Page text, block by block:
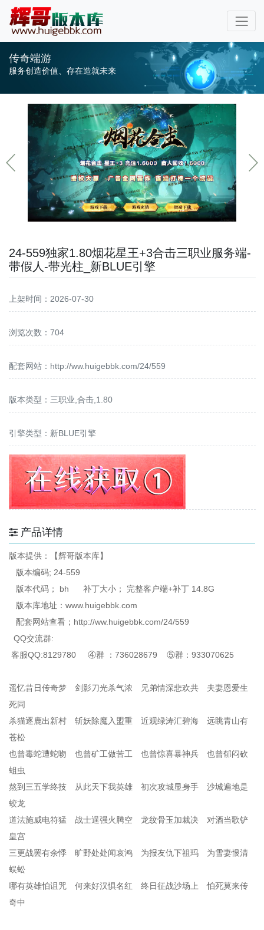
传奇端游
服务创造价值、存在造就未来
24-559独家1.80烟花星王+3合击三职业服务端-
带假人-带光柱_新BLUE引擎
上架时间：2026-07-30
浏览次数：704
配套网站： http://ww.huigebbk.com/24/559
版本类型：三职业,合击,1.80
引擎类型：新BLUE引擎
产品详情
版本提供：【辉哥版本库】
版本编码; 24-559
版本代码； bh 补丁大小； 完整客户端+补丁 14.8G
版本库地址：www.huigebbk.com
配套网站查看；http://ww.huigebbk.com/24/559
QQ交流群:
客服QQ:8129780 ④群 ：736028679 ⑤群：933070625
遥忆昔日传奇梦 剑影刀光杀气浓 兄弟情深悲欢共 夫妻恩爱生
死同
杀猫逐鹿出新村 斩妖除魔入盟重 近观绿涛汇碧海 远眺青山有
苍松
也曾毒蛇遭蛇吻 也曾矿工做苦工 也曾惊喜暴神兵 也曾郁闷砍
蛆虫
熬到三五学终技 从此天下我英雄 初次攻城显身手 沙城遍地是
蛟龙
道法施威电符猛 战士逞强火腾空 龙纹骨玉加裁决 对酒当歌铲
皇宫
三更战罢有余悸 旷野处处闻哀鸿 为报友仇下祖玛 为雪妻恨清
蜈蚣
哪有英雄怕诅咒 何来好汉惧名红 终日征战沙场上 怕死莫来传
奇中